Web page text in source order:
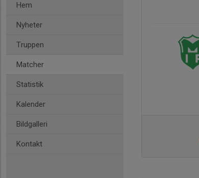
Hem
Nyheter
Truppen
Matcher
Statistik
Kalender
Bildgalleri
Kontakt